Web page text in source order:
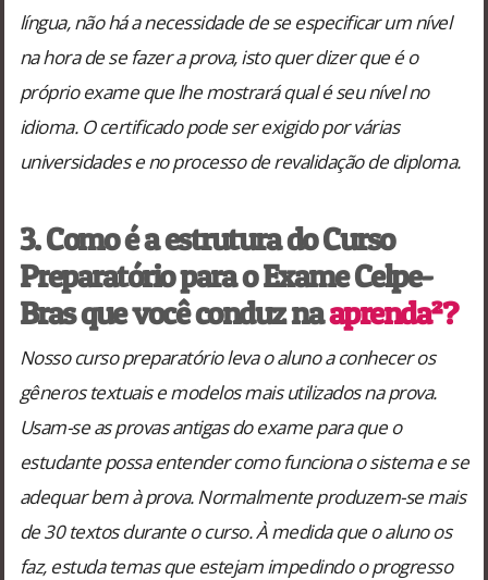
língua, não há a necessidade de se especificar um nível
na hora de se fazer a prova, isto quer dizer que é o
próprio exame que lhe mostrará qual é seu nível no
idioma. O certificado pode ser exigido por várias
universidades e no processo de revalidação de diploma.
3. Como é a estrutura do Curso
Preparatório para o Exame Celpe-
Bras que você conduz naaprenda²?
Nosso curso preparatório leva o aluno a conhecer os
gêneros textuais e modelos mais utilizados na prova.
Usam-se as provas antigas do exame para que o
estudante possa entender como funciona o sistema e se
adequar bem à prova. Normalmente produzem-se mais
de 30 textos durante o curso. À medida que o aluno os
faz, estuda temas que estejam impedindo o progresso